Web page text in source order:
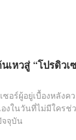
เหวสู่ “โปรดิวเ
อร์ผู้อยู่เบื้องหลังค
งในวันที่ไม่มีใครช่
จจุบัน